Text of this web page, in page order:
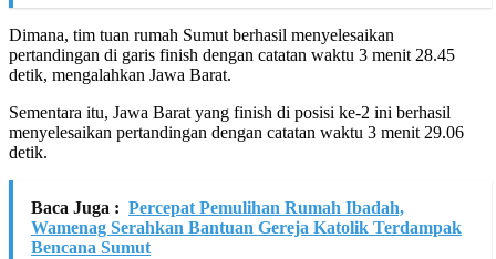
Dimana, tim tuan rumah Sumut berhasil menyelesaikan
pertandingan di garis finish dengan catatan waktu 3 menit 28.45
detik, mengalahkan Jawa Barat.
Sementara itu, Jawa Barat yang finish di posisi ke-2 ini berhasil
menyelesaikan pertandingan dengan catatan waktu 3 menit 29.06
detik.
Baca Juga : Percepat Pemulihan Rumah Ibadah,
Wamenag Serahkan Bantuan Gereja Katolik Terdampak
Bencana Sumut